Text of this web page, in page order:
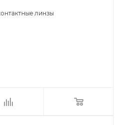
линзы